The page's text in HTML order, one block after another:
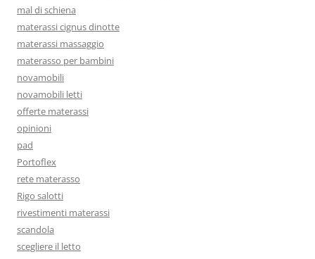
mal di schiena
materassi cignus dinotte
materassi massaggio
materasso per bambini
novamobili
novamobili letti
offerte materassi
opinioni
pad
Portoflex
rete materasso
Rigo salotti
rivestimenti materassi
scandola
scegliere il letto